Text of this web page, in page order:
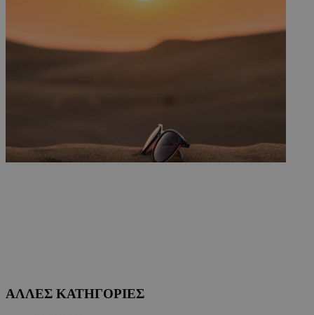
ΑΛΛΕΣ ΚΑΤΗΓΟΡΙΕΣ